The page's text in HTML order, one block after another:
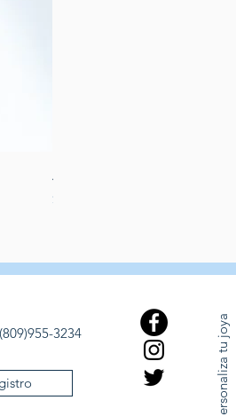
Aretes de perlas de rio
Price
$389.00
Personaliza tu joya
3234